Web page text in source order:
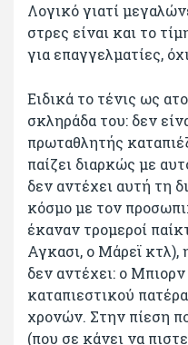
Λογικό γιατί
στρες είναι και το
για επαγγελματίες,
Ειδικά το τένις ως
σκληράδα του: δεν
πρωταθλητής
παίζει διαρκώς με
δεν αντέχει αυτή τη
κόσμο με τον
έκαναν τρομεροί
Αγκασι, ο Μάρεϊ κτλ),
δεν αντέχει: ο
καταπιεστικού
χρονών. Στην πίεση
(που σε κάνει να